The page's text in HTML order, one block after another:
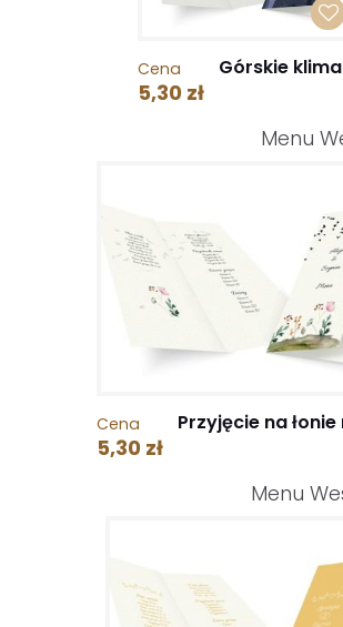
Cena
5,30 zł
Górskie
Menu
Cena
5,30 zł
Przyjęcie na
Menu